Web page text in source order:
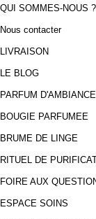
QUI SOMMES-NOUS ?
Nous contacter
LIVRAISON
LE BLOG
PARFUM D'AMBIANCE
BOUGIE PARFUMEE
BRUME DE LINGE
RITUEL DE
FOIRE AUX
ESPACE SOINS